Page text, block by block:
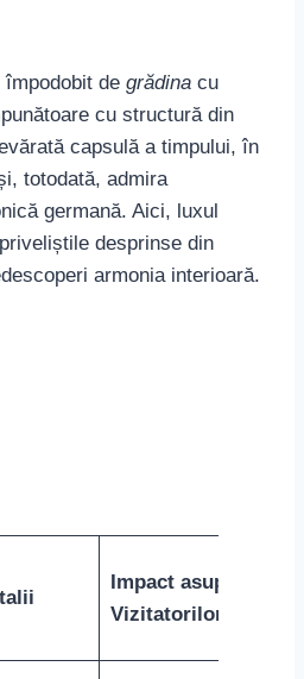
împodobit de grădina cu
cu structură din
capsulă a timpului, în
totodată, admira
germană. Aici, luxul
desprinse din
armonia interioară.
Impact asupra
Vizitatorilor